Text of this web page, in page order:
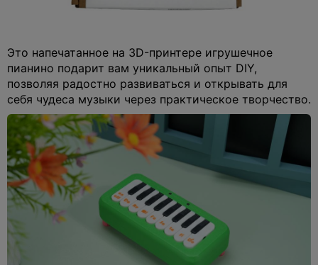
Это напечатанное на 3D-принтере игрушечное
пианино подарит вам уникальный опыт DIY,
позволяя радостно развиваться и открывать для
себя чудеса музыки через практическое творчество.